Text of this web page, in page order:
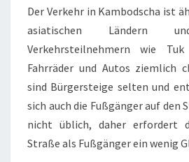
Der Verkehr in Kambodscha ist
asiatischen Ländern
Verkehrsteilnehmern wie
Fahrräder und Autos ziemlich
sind Bürgersteige selten und
sich auch die Fußgänger auf den
nicht üblich, daher erfordert
Straße als Fußgänger ein wenig